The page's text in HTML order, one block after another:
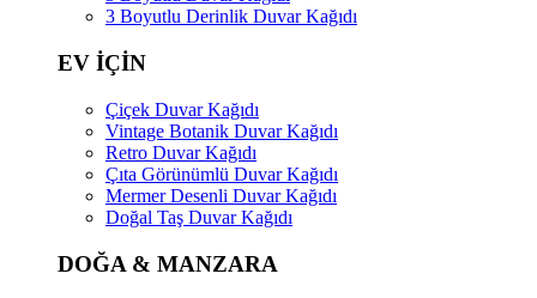
3 Boyutlu Derinlik Duvar Kağıdı
EV İÇİN
Çiçek Duvar Kağıdı
Vintage Botanik Duvar Kağıdı
Retro Duvar Kağıdı
Çıta Görünümlü Duvar Kağıdı
Mermer Desenli Duvar Kağıdı
Doğal Taş Duvar Kağıdı
DOĞA & MANZARA